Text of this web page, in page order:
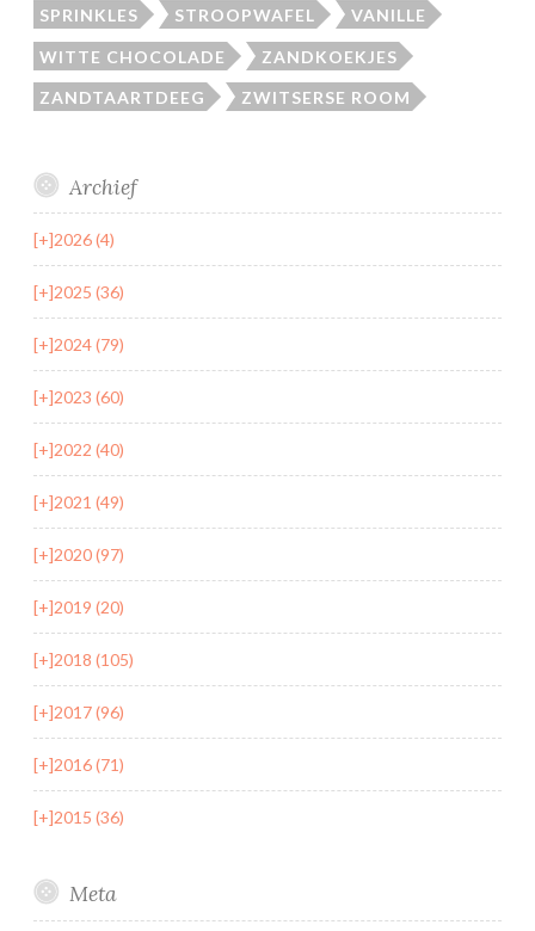
SPRINKLES STROOPWAFEL VANILLE
WITTE CHOCOLADE ZANDKOEKJES
ZANDTAARTDEEG ZWITSERSE ROOM
Archief
[+]2026 (4)
[+]2025 (36)
[+]2024 (79)
[+]2023 (60)
[+]2022 (40)
[+]2021 (49)
[+]2020 (97)
[+]2019 (20)
[+]2018 (105)
[+]2017 (96)
[+]2016 (71)
[+]2015 (36)
Meta